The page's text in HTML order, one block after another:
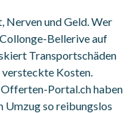
Nerven und Geld. Wer
Bellerive auf
Transportschäden
Kosten.
Offerten-Portal.ch haben
Umzug so reibungslos